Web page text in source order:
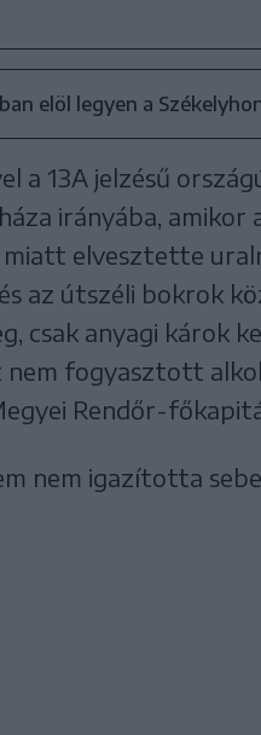
elöl legyen a
a 13A jelzésű
irányába, amikor
miatt elvesztette
az útszéli bokrok
csak anyagi károk
nem fogyasztott
Rendőr-
nem igazította